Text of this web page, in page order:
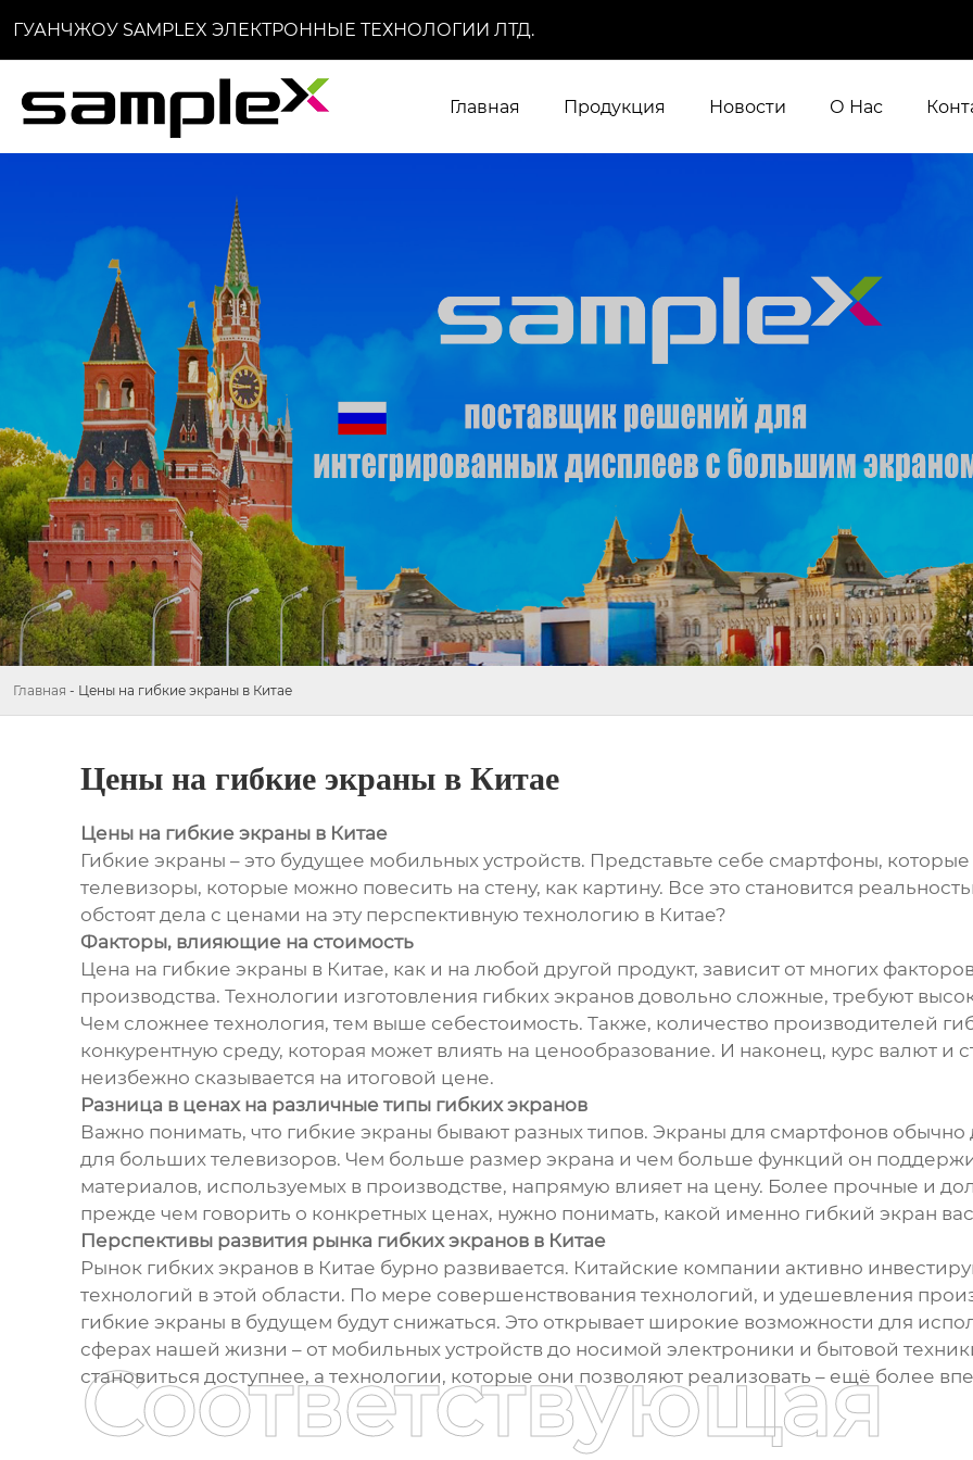
ГУАНЧЖОУ SAMPLEX ЭЛЕКТРОННЫЕ ТЕХНОЛОГИИ ЛТД.
Главная Продукция Новости О Нас
Главная - Цены на гибкие экраны в Китае
Цены на гибкие экраны в Китае
Цены на гибкие экраны в Китае
Гибкие экраны – это будущее мобильных устройств. Представьте себе смартфоны,
телевизоры, которые можно повесить на стену, как картину. Все это становится
обстоят дела с ценами на эту перспективную технологию в Китае?
Факторы, влияющие на стоимость
Цена на гибкие экраны в Китае, как и на любой другой продукт, зависит от многих
производства. Технологии изготовления гибких экранов довольно сложные, требуют
Чем сложнее технология, тем выше себестоимость. Также, количество производителей
конкурентную среду, которая может влиять на ценообразование. И наконец, курс валют и
неизбежно сказывается на итоговой цене.
Разница в ценах на различные типы гибких экранов
Важно понимать, что гибкие экраны бывают разных типов. Экраны для смартфонов
для больших телевизоров. Чем больше размер экрана и чем больше функций он
материалов, используемых в производстве, напрямую влияет на цену. Более прочные и
прежде чем говорить о конкретных ценах, нужно понимать, какой именно гибкий экран
Перспективы развития рынка гибких экранов в Китае
Рынок гибких экранов в Китае бурно развивается. Китайские компании активно
технологий в этой области. По мере совершенствования технологий, и удешевления
гибкие экраны в будущем будут снижаться. Это открывает широкие возможности для
сферах нашей жизни – от мобильных устройств до носимой электроники и бытовой
становиться доступнее, а технологии, которые они позволяют реализовать – ещё более
Соответствующая